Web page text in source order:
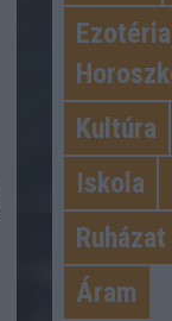
Kultúra
Iskola
Ruházat
Áram